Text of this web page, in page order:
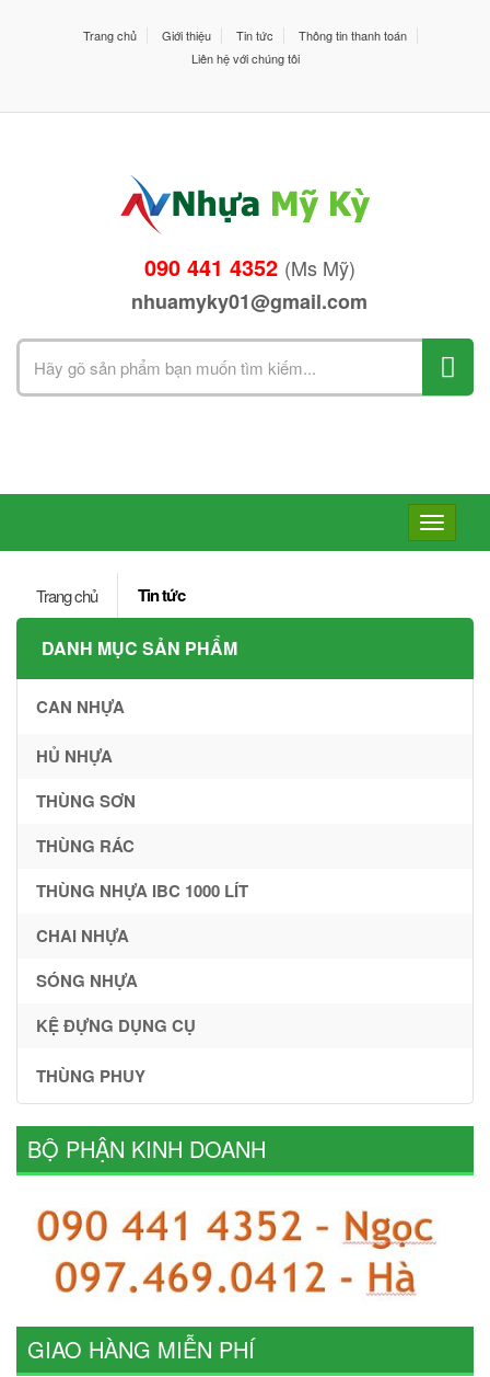
Trang chủ Giới thiệu Tin tức
Thông tin thanh toán
Liên hệ với chúng tôi
090 441 4352 (Ms Mỹ)
nhuamyky01@gmail.com
Search
for:
Toggle
navigation
Trang chủ Tin tức
DANH MỤC SẢN PHẨM
CAN NHỰA
HỦ NHỰA
THÙNG SƠN
THÙNG RÁC
THÙNG NHỰA IBC 1000 LÍT
CHAI NHỰA
SÓNG NHỰA
KỆ ĐỰNG DỤNG CỤ
THÙNG PHUY
BỘ PHẬN KINH DOANH
GIAO HÀNG MIỄN PHÍ